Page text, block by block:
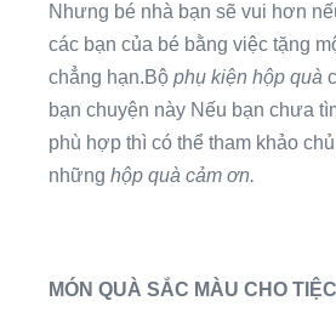
Nhưng bé nhà bạn sẽ vui hơn
các bạn của bé bằng việc tặng
chẳng hạn.Bộ phụ kiện hộp quà
bạn chuyện này Nếu bạn chưa
phù hợp thì có thể tham khảo
những hộp quà cảm ơn.
MÓN QUÀ SẮC MÀU CHO